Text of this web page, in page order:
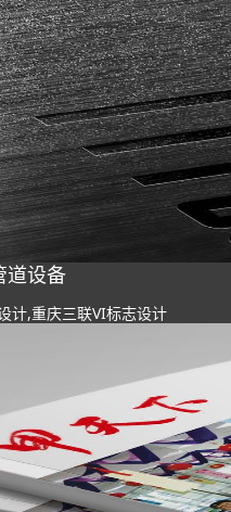
道设备
计,重庆三联VI标志设计